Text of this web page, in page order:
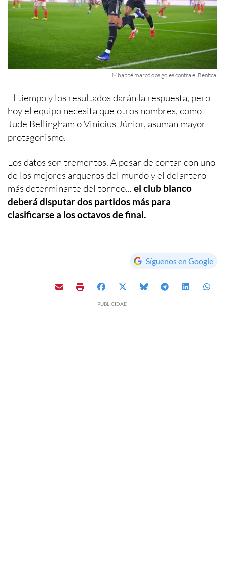
Mbappé marcó dos goles contra el Benfica.
El tiempo y los resultados darán la respuesta, pero
hoy el equipo necesita que otros nombres, como
Jude Bellingham o Vinícius Júnior, asuman mayor
protagonismo.
Los datos son trementos. A pesar de contar con uno
de los mejores arqueros del mundo y el delantero
más determinante del torneo... el club blanco
deberá disputar dos partidos más para
clasificarse a los octavos de final.
Síguenos en Google